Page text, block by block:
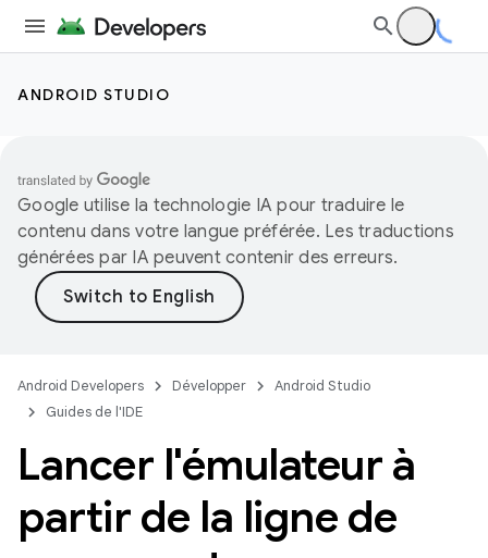
ANDROID STUDIO
Google utilise la technologie IA pour traduire le
contenu dans votre langue préférée. Les traductions
générées par IA peuvent contenir des erreurs.
Android Developers Développer
Android Studio
Guides de l'IDE
Lancer l'émulateur à
partir de la ligne de